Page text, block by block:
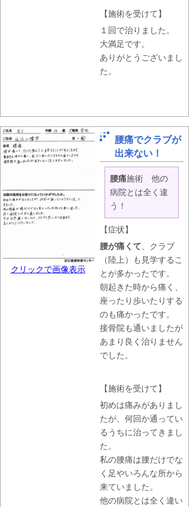
【施術を受けて】
１回で治りました。
大満足です。
ありがとうございまし
た。
クリックで画像表示
腰痛でクラブが
出来ない！
腰痛施術 他の
病院とは全く違
う！
【症状】
腰が痛くて、クラブ
（陸上）も見学するこ
とが多かったです。
朝起きた時から痛く、
座ったり歩いたりする
のも痛かったです。
接骨院も通いましたが
あまり良く治りません
でした。
【施術を受けて】
初めは痛みがありまし
たが、何回か通ってい
るうちに治ってきまし
た。
私の腰痛は腰だけでな
く足やいろんな所から
来ていました。
他の病院とは全く違い